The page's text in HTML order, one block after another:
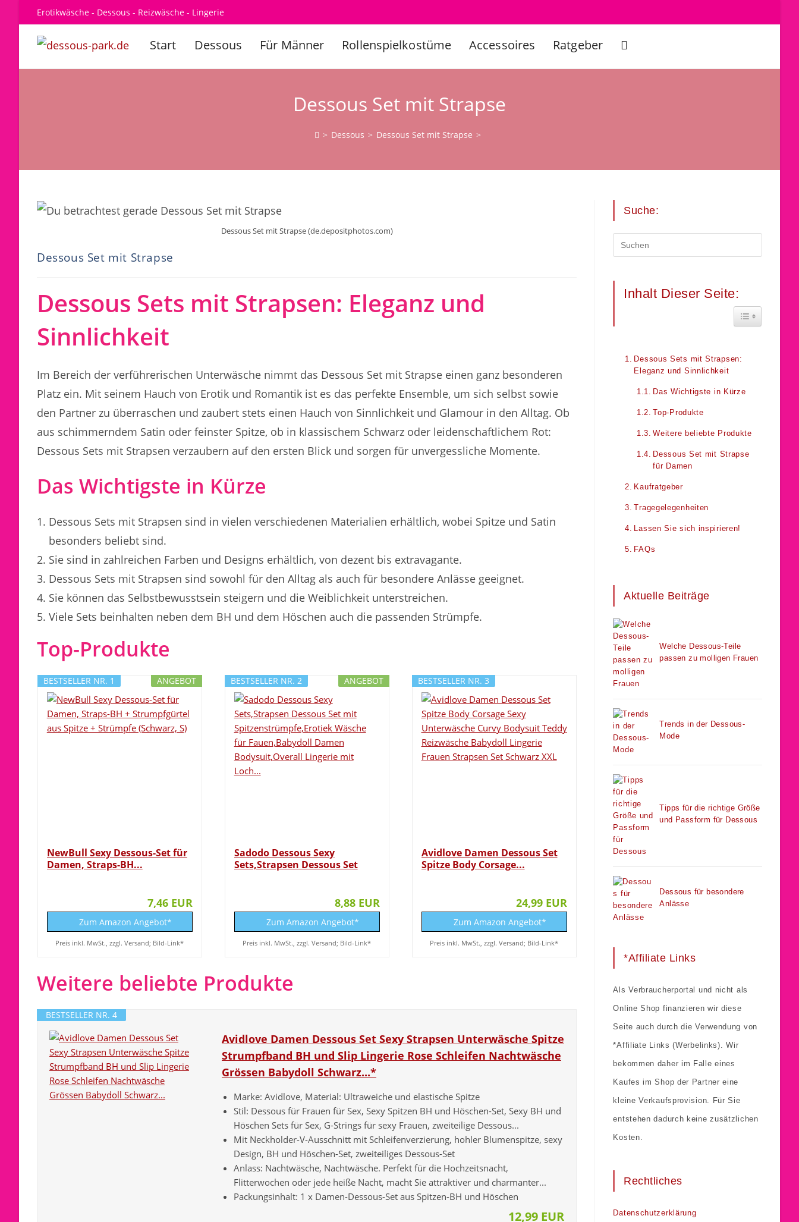
Inhalt
Erotikwäsche - Dessous - Reizwäsche - Lingerie
Start Dessous Für Männer Rollenspielkostüme Accessoires Ratgeber Website-
Dessous Set mit Strapse
> Dessous > Dessous Set mit Strapse >
Dessous Set mit Strapse (de.depositphotos.com)
Dessous Set mit Strapse
Dessous Sets mit Strapsen: Eleganz und
Sinnlichkeit
Im Bereich der verführerischen Unterwäsche nimmt das Dessous Set mit Strapse einen ganz besonderen
Platz ein. Mit seinem Hauch von Erotik und Romantik ist es das perfekte Ensemble, um sich selbst sowie
den Partner zu überraschen und zaubert stets einen Hauch von Sinnlichkeit und Glamour in den Alltag. Ob
aus schimmerndem Satin oder feinster Spitze, ob in klassischem Schwarz oder leidenschaftlichem Rot:
Dessous Sets mit Strapsen verzaubern auf den ersten Blick und sorgen für unvergessliche Momente.
Das Wichtigste in Kürze
Dessous Sets mit Strapsen sind in vielen verschiedenen Materialien erhältlich, wobei Spitze und Satin
besonders beliebt sind.
Sie sind in zahlreichen Farben und Designs erhältlich, von dezent bis extravagante.
Dessous Sets mit Strapsen sind sowohl für den Alltag als auch für besondere Anlässe geeignet.
Sie können das Selbstbewusstsein steigern und die Weiblichkeit unterstreichen.
Viele Sets beinhalten neben dem BH und dem Höschen auch die passenden Strümpfe.
Top-Produkte
ANGEBOT
BESTSELLER NR. 1
NewBull Sexy Dessous-Set für
Damen, Straps-BH...
7,46 EUR
Zum Amazon Angebot*
Preis inkl. MwSt., zzgl. Versand; Bild-Link*
ANGEBOT
BESTSELLER NR. 2
Sadodo Dessous Sexy
Sets,Strapsen Dessous Set
8,88 EUR
Zum Amazon Angebot*
Preis inkl. MwSt., zzgl. Versand; Bild-Link*
BESTSELLER NR. 3
Avidlove Damen Dessous Set
Spitze Body Corsage...
24,99 EUR
Zum Amazon Angebot*
Preis inkl. MwSt., zzgl. Versand; Bild-Link*
Weitere beliebte Produkte
BESTSELLER NR. 4
Avidlove Damen Dessous Set Sexy Strapsen Unterwäsche Spitze
Strumpfband BH und Slip Lingerie Rose Schleifen Nachtwäsche
Grössen Babydoll Schwarz...*
Marke: Avidlove, Material: Ultraweiche und elastische Spitze
Stil: Dessous für Frauen für Sex, Sexy Spitzen BH und Höschen-Set, Sexy BH und
Höschen Sets für Sex, G-Strings für sexy Frauen, zweiteilige Dessous...
Mit Neckholder-V-Ausschnitt mit Schleifenverzierung, hohler Blumenspitze, sexy
Design, BH und Höschen-Set, zweiteiliges Dessous-Set
Anlass: Nachtwäsche, Nachtwäsche. Perfekt für die Hochzeitsnacht,
Flitterwochen oder jede heiße Nacht, macht Sie attraktiver und charmanter...
Packungsinhalt: 1 x Damen-Dessous-Set aus Spitzen-BH und Höschen
12,99 EUR
Suche:
Inhalt Dieser Seite:
Toggle Table
Dessous Sets mit Strapsen:
Eleganz und Sinnlichkeit
Das Wichtigste in Kürze
Top-Produkte
Weitere beliebte Produkte
Dessous Set mit Strapse
für Damen
Kaufratgeber
Tragegelegenheiten
Lassen Sie sich inspirieren!
FAQs
Aktuelle Beiträge
Welche Dessous-Teile
passen zu molligen Frauen
Trends in der Dessous-
Mode
Tipps für die richtige Größe
und Passform für Dessous
Dessous für besondere
Anlässe
*Affiliate Links
Als Verbraucherportal und nicht als
Online Shop finanzieren wir diese
Seite auch durch die Verwendung von
*Affiliate Links (Werbelinks). Wir
bekommen daher im Falle eines
Kaufes im Shop der Partner eine
kleine Verkaufsprovision. Für Sie
entstehen dadurch keine zusätzlichen
Kosten.
Rechtliches
Datenschutzerklärung